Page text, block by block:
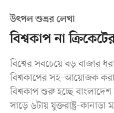
উৎপল শুভ্রর লেখা
বিশ্বকাপ না
বিশ্বের সবচেয়ে বড় বাজার
বিশ্বকাপের সহ-আয়োজক করা
বিশ্বকাপ শুরু হচ্ছে
সাড়ে ৬টায় যুক্তরাষ্ট্র-কানাডা